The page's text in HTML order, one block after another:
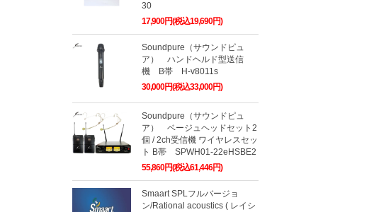
30
17,900円(税込19,690円)
Soundpure（サウンドピュ
ア） ハンドヘルド型送信
機 B帯 H-v8011s
30,000円(税込33,000円)
Soundpure（サウンドピュ
ア） ベージュヘッドセット2
個 / 2ch受信機 ワイヤレスセッ
ト B帯 SPWH01-22eHSBE2
55,860円(税込61,446円)
Smaart SPLフルバージョ
ン/Rational acoustics ( レイシ